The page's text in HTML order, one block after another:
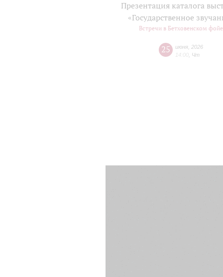
Презентация каталога
«Государственное
Встречи в Бетховенском фойе
25 июня 2026
14:00 Чт